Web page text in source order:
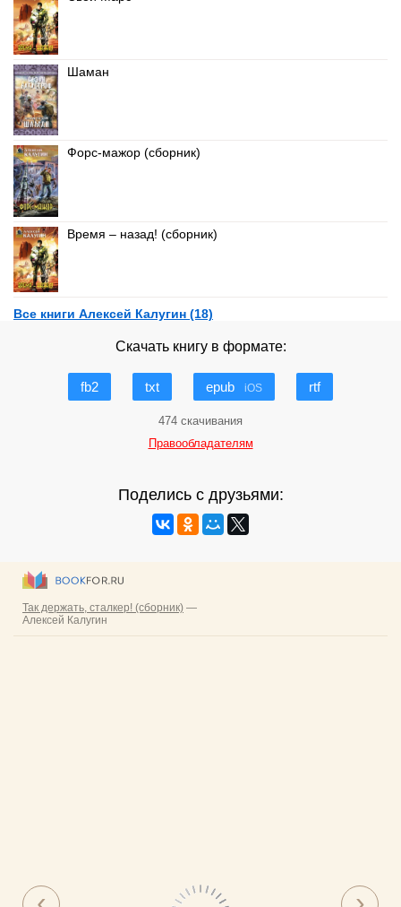
Шаман
Форс-мажор (сборник)
Время – назад! (сборник)
Все книги Алексей Калугин (18)
Скачать книгу в формате:
fb2 txt epub iOS rtf
474 скачивания
Правообладателям
Поделись с друзьями: